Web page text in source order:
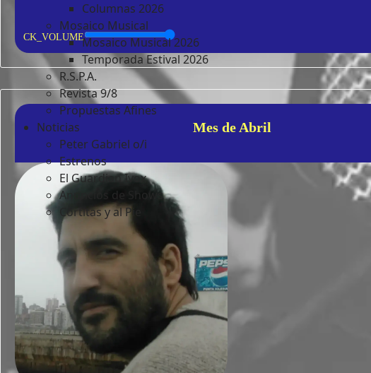
Columnas 2026
Mosaico Musical
Mosaico Musical 2026
Temporada Estival 2026
R.S.P.A.
Revista 9/8
Propuestas Afines
Noticias
Peter Gabriel o/i
Estrenos
El Guardian Ivox
Anuncios de Shows
Cortitas y al Pie
CK_VOLUME
Mes de Abril